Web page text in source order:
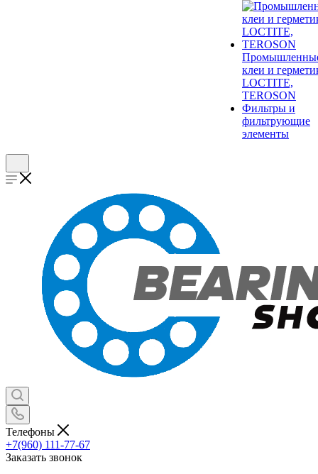
клеи и
LOCTITE,
TEROSON
Фильтры и
фильтрующие
элементы
Телефоны
+7(960) 111-77-67
Заказать звонок